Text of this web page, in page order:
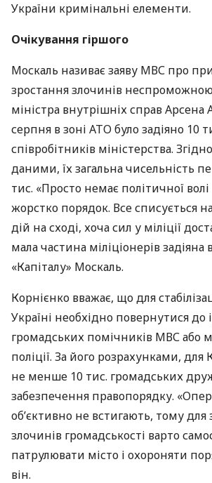
України кримінальні елементи.
Очікування гіршого
Москаль називає заяву МВС про
зростання злочинів
міністра внутрішніх справ Арсена
серпня в зоні АТО було задіяно 10
співробітників міністерства.
даними, їх загальна чисельність
тис. «Просто немає політичної
жорстко порядок. Все списується
дій на сході, хоча сил у міліції
мала частина міліціонерів задіяна
«Капіталу» Москаль.
Корнієнко вважає, що для
Україні необхідно повернутися до
громадських помічників МВСабо
поліції. За його розрахунками, для
не менше 10 тис. громадських
забезпечення правопорядку.
об’єктивно не встигають, тому для
злочинів громадськості варто
патрулювати місто і охороняти
він.